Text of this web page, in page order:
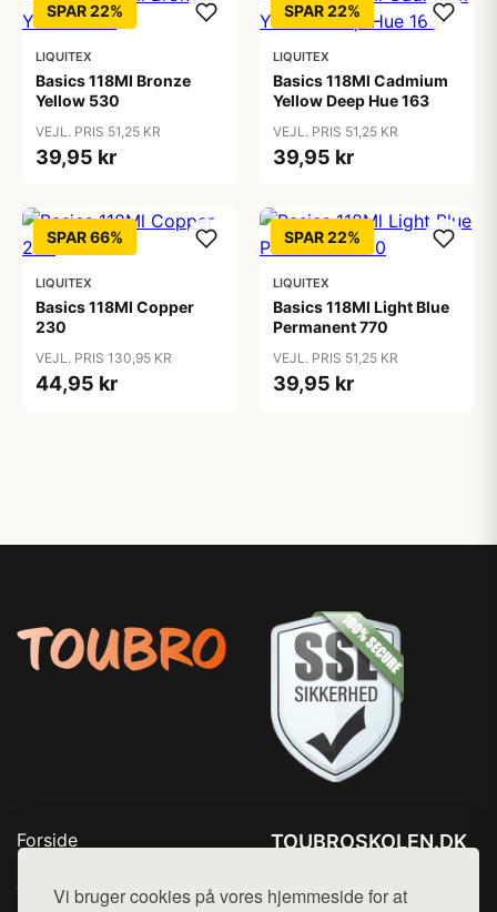
Vi bruger cookies på vores hjemmeside for at
SPAR 22%
LIQUITEX
Basics 118Ml Bronze
Yellow 530
VEJL. PRIS 51,25 KR
39,95 kr
SPAR 22%
LIQUITEX
Basics 118Ml Cadmium
Yellow Deep Hue 163
VEJL. PRIS 51,25 KR
39,95 kr
SPAR 66%
LIQUITEX
Basics 118Ml Copper
230
VEJL. PRIS 130,95 KR
44,95 kr
SPAR 22%
LIQUITEX
Basics 118Ml Light Blue
Permanent 770
VEJL. PRIS 51,25 KR
39,95 kr
Forside
Top Rabatter
TOUBROSKOLEN.DK